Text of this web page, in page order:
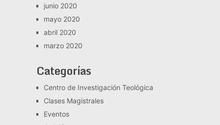
junio 2020
mayo 2020
abril 2020
marzo 2020
Categorías
Centro de Investigación Teológica
Clases Magistrales
Eventos